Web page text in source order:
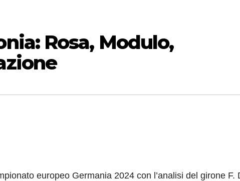
Rosa, Modulo,
europeo Germania 2024 con l’analisi del girone F.